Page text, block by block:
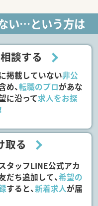
い…という方は
談する
掲載していない非公
め、転職のプロがあな
に沿って求人をお探
取る
タッフLINE公式アカ
だち追加して、希望の
すると、新着求人が届